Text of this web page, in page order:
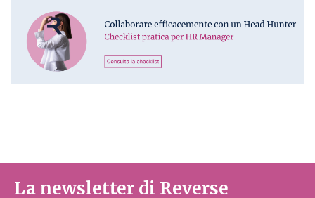
La newsletter di Reverse